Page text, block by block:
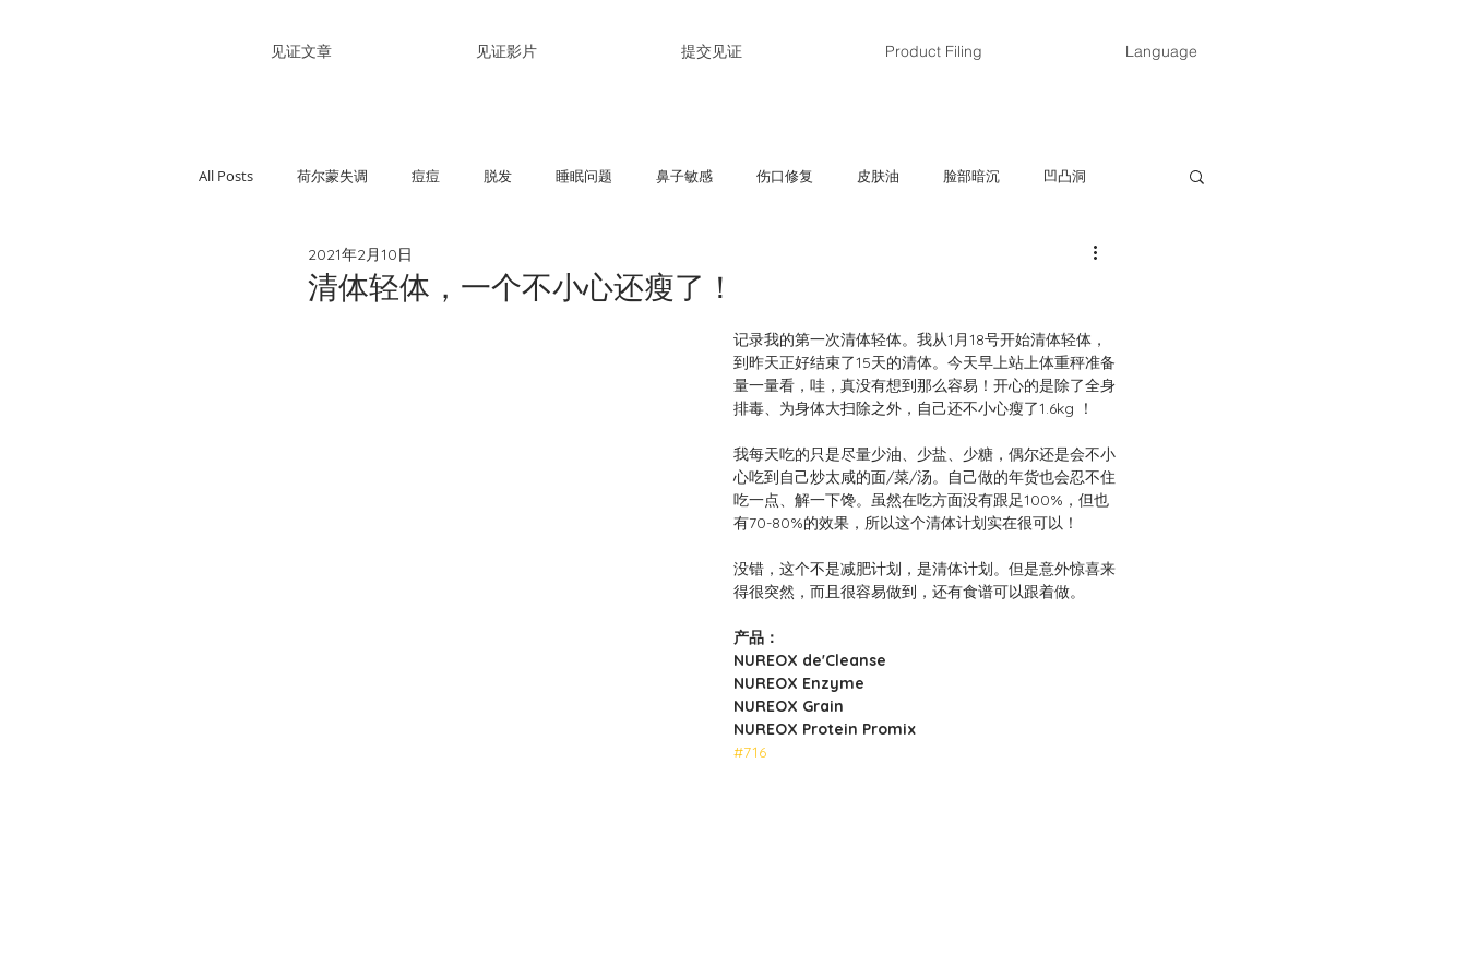
见证文章 见证影片 提交见证 Product Filing Language
All Posts 荷尔蒙失调 痘痘 脱发 睡眠问题 鼻子敏感 伤口修复 皮肤油 脸部暗沉 凹凸洞
过敏性紫癜 关节疼痛 抵抗力弱、容易生病
经期问题 体重管理 疤痕 发烧 水痘
清体轻体，一个不小心还瘦了！
2021年2月10日
记录我的第一次清体轻体。我从1月18号开始清体轻体，
到昨天正好结束了15天的清体。今天早上站上体重秤准备
量一量看，哇，真没有想到那么容易！开心的是除了全身
排毒、为身体大扫除之外，自己还不小心瘦了1.6kg ！
我每天吃的只是尽量少油、少盐、少糖，偶尔还是会不小
心吃到自己炒太咸的面/菜/汤。自己做的年货也会忍不住
吃一点、解一下馋。虽然在吃方面没有跟足100%，但也
有70-80%的效果，所以这个清体计划实在很可以！
没错，这个不是减肥计划，是清体计划。但是意外惊喜来
得很突然，而且很容易做到，还有食谱可以跟着做。
产品：
NUREOX de'Cleanse
NUREOX Enzyme
NUREOX Grain
NUREOX Protein Promix
#716